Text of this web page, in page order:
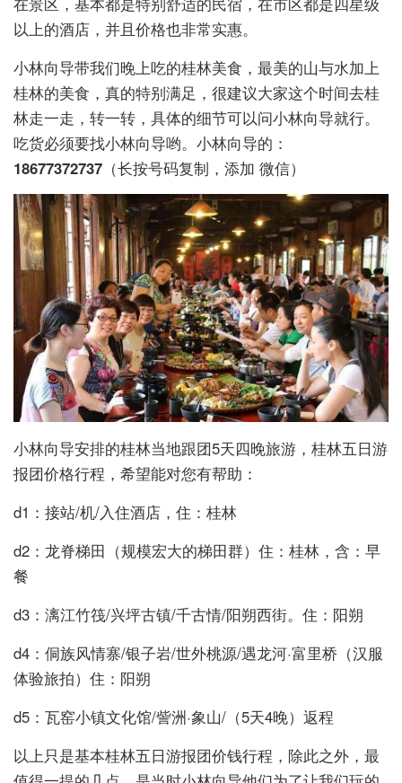
以上的酒店，并且价格也非常实惠。
小林向导带我们晚上吃的桂林美食，最美的山与水加上
桂林的美食，真的特别满足，很建议大家这个时间去桂
林走一走，转一转，具体的细节可以问小林向导就行。
吃货必须要找小林向导哟。小林向导的：
18677372737 （长按号码复制，添加 微信）
小林向导安排的桂林当地跟团5天四晚旅游，桂林五日游
报团价格行程，希望能对您有帮助：
d1：接站/机/入住酒店，住：桂林
d2：龙脊梯田（规模宏大的梯田群）住：桂林，含：早
餐
d3：漓江竹筏/兴坪古镇/千古情/阳朔西街。住：阳朔
d4：侗族风情寨/银子岩/世外桃源/遇龙河·富里桥（汉服
体验旅拍）住：阳朔
d5：瓦窑小镇文化馆/訾洲·象山/（5天4晚）返程
以上只是基本桂林五日游报团价钱行程，除此之外，最